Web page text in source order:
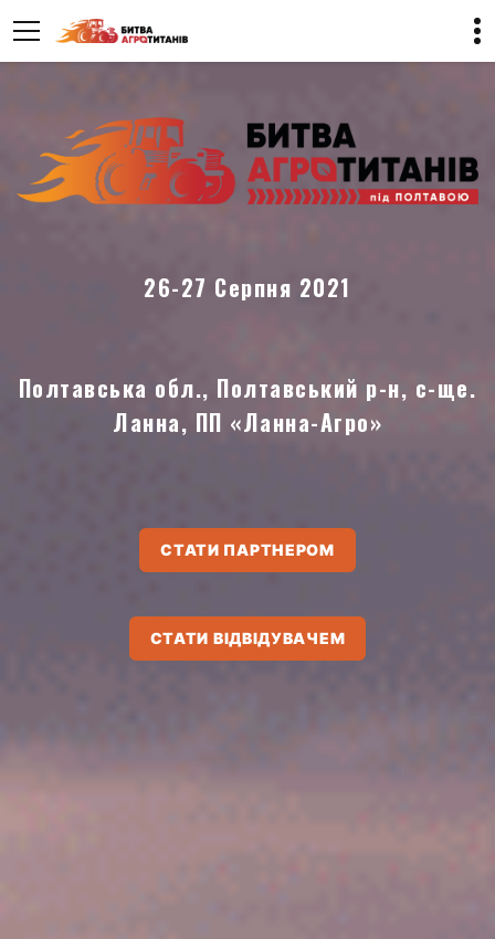
26-27 Серпня 2021
Полтавська обл., Полтавський р-н, с-ще.
Ланна, ПП «Ланна-Агро»
СТАТИ ПАРТНЕРОМ
СТАТИ ВІДВІДУВАЧЕМ